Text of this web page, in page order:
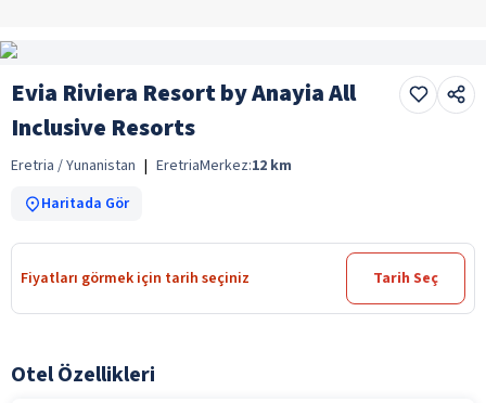
Evia Riviera Resort by Anayia All
Inclusive Resorts
Eretria / Yunanistan | EretriaMerkez:12 km
Haritada Gör
Fiyatları görmek için tarih seçiniz Tarih Seç
Otel Özellikleri